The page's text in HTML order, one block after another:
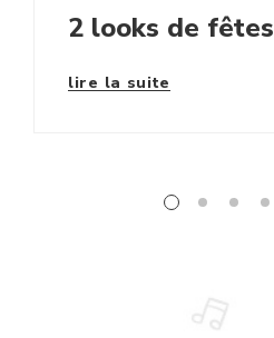
2 looks de fêtes
lire la suite